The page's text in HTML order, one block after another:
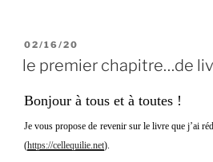
PUBLIÉ
LE
02/16/20
le premier chapitre…de
Bonjour à tous et à toutes !
Je vous propose de revenir sur le livre que j’ai
(https://cellequilie.net).